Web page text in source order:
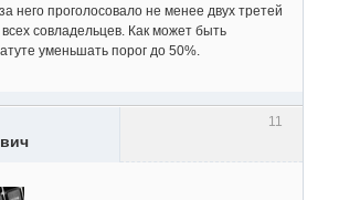
него проголосовало не менее двух третей
совладельцев. Как может быть
уменьшать порог до 50%.
11